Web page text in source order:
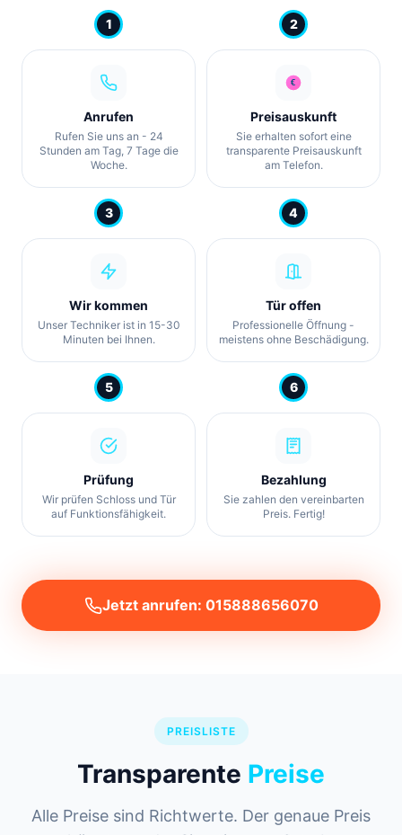
1
Anrufen
Rufen Sie uns an - 24
Stunden am Tag, 7 Tage die
Woche.
2
Preisauskunft
Sie erhalten sofort eine
transparente Preisauskunft
am Telefon.
3
Wir kommen
Unser Techniker ist in 15-30
Minuten bei Ihnen.
4
Tür offen
Professionelle Öffnung -
meistens ohne Beschädigung.
5
Prüfung
Wir prüfen Schloss und Tür
auf Funktionsfähigkeit.
6
Bezahlung
Sie zahlen den vereinbarten
Preis. Fertig!
Jetzt anrufen: 015888656070
PREISLISTE
Transparente Preise
Alle Preise sind Richtwerte. Der genaue Preis